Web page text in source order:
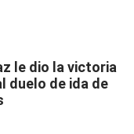
le dio la victoria
duelo de ida de